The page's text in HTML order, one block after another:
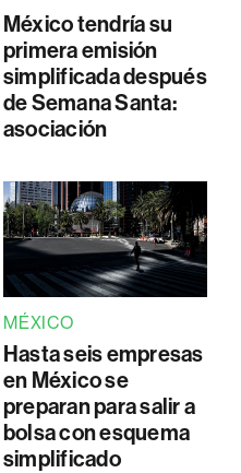
México tendría su
primera emisión
simplificada después
de Semana Santa:
asociación
MÉXICO
Hasta seis empresas
en México se
preparan para salir a
bolsa con esquema
simplificado